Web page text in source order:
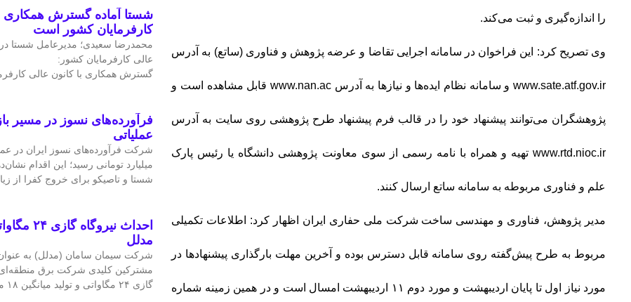
را اندازه‌گیری و ثبت می‌کند.
وی تصریح کرد: این فراخوان در سامانه اجرایی تقاضا و عرضه پژوهش و فناوری (ساتع) به آدرس
www.sate.atf.gov.ir و سامانه نظام ایده‌ها و نیازها به آدرس www.nan.ac قابل مشاهده است و
پژوهشگران می‌توانند پیشنهاد خود را در قالب فرم پیشنهاد طرح پژوهشی روی سایت به آدرس
www.rtd.nioc.ir تهیه و همراه با نامه رسمی از سوی معاونت پژوهشی دانشگاه یا رئیس پارک
علم و فناوری مربوطه به سامانه ساتع ارسال کنند.
مدیر پژوهش، فناوری و مهندسی ساخت شرکت ملی حفاری ایران اظهار کرد: اطلاعات تکمیلی
مربوط به طرح پیش‌گفته روی سامانه قابل دسترس بوده و آخرین مهلت بارگذاری پیشنهادها در
مورد نیاز اول تا پایان اردیبهشت و مورد دوم ۱۱ اردیبهشت امسال است و در همین زمینه شماره
شستا آماده گسترش همکاری
کارفرمایان کشور است
محمدرضا سعیدی؛ مدیرعامل شستا
عالی کارفرمایان کشور:
گسترش همکاری با کانون عالی
فرآورده‌های نسوز در مسیر
عملیاتی
میلیارد تومانی رسید؛ این اقدام
شستا و تاصیکو برای خروج کفرا از
احداث
مدلل
شرکت سیمان سامان (مدلل) به
مشترکین کلیدی شرکت برق منطقه‌ای
گازی ۲۴ مگاواتی و تولید میانگین ۱۸ مگاوات برق، گامی